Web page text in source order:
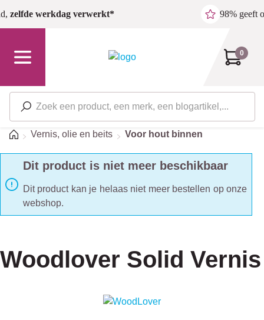
Ga naar de hoofdinhoud
zelfde werkdag verwerkt* 98% geeft
0
HomeVernis, olie en beits Voor hout binnen
Dit product is niet meer beschikbaar
Dit product kan je helaas niet meer bestellen op onze
webshop.
Woodlover Solid Vernis